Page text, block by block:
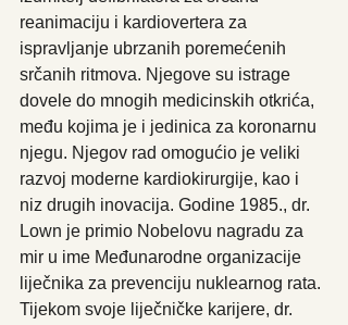
reanimaciju i kardiovertera za
ispravljanje ubrzanih poremećenih
srčanih ritmova. Njegove su istrage
dovele do mnogih medicinskih otkrića,
među kojima je i jedinica za koronarnu
njegu. Njegov rad omogućio je veliki
razvoj moderne kardiokirurgije, kao i
niz drugih inovacija. Godine 1985., dr.
Lown je primio Nobelovu nagradu za
mir u ime Međunarodne organizacije
liječnika za prevenciju nuklearnog rata.
Tijekom svoje liječničke karijere, dr.